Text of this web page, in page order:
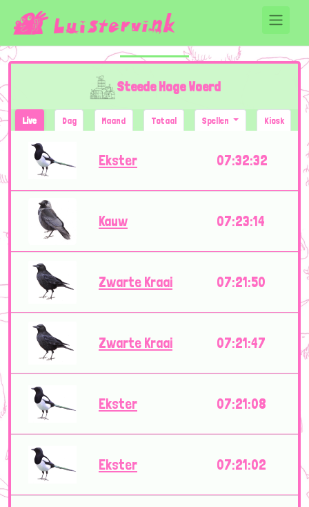
Steede Hoge Woerd
Live Dag Maand Totaal Spellen Kiosk
Ekster 07:32:32
Kauw 07:23:14
Zwarte Kraai 07:21:50
Zwarte Kraai 07:21:47
Ekster 07:21:08
Ekster 07:21:02